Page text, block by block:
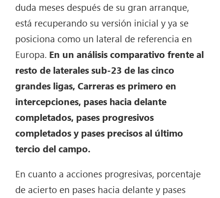
duda meses después de su gran arranque,
está recuperando su versión inicial y ya se
posiciona como un lateral de referencia en
Europa. En un análisis comparativo frente al
resto de laterales sub-23 de las cinco
grandes ligas, Carreras es primero en
intercepciones, pases hacia delante
completados, pases progresivos
completados y pases precisos al último
tercio del campo.
En cuanto a acciones progresivas, porcentaje
de acierto en pases hacia delante y pases